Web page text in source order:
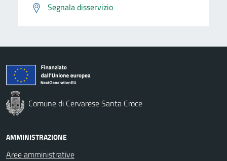
Segnala disservizio
Comune di Cervarese Santa Croce
AMMINISTRAZIONE
Aree amministrative